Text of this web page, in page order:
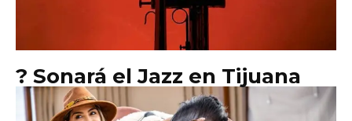
? Sonará el Jazz en Tijuana